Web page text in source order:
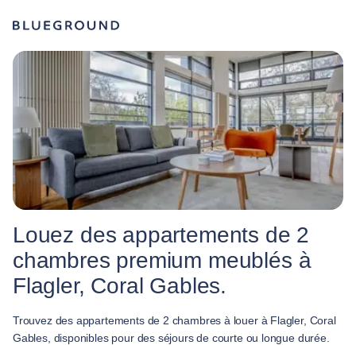
Louez des appartements de 2
chambres premium meublés à
Flagler, Coral Gables.
Trouvez des appartements de 2 chambres à louer à Flagler, Coral
Gables, disponibles pour des séjours de courte ou longue durée.